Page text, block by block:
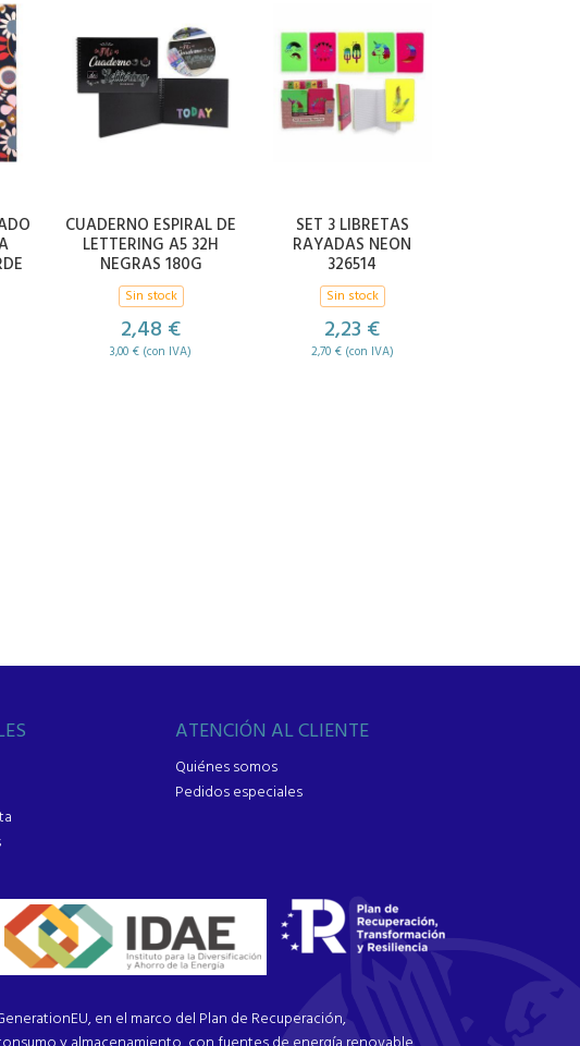
CUADERNO ESPIRAL DE
LETTERING A5 32H
NEGRAS 180G
Sin stock
2,48 €
3,00 € (con IVA)
SET 3 LIBRETAS
RAYADAS NEON
326514
Sin stock
2,23 €
2,70 € (con IVA)
ATENCIÓN AL CLIENTE
Quiénes somos
Pedidos especiales
en el marco del Plan de Recuperación,